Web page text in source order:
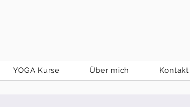
YOGA Kurse Über mich Kontakt